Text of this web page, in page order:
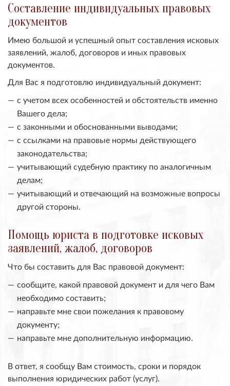
Составление индивидуальных правовых
документов
Имею большой и успешный опыт составления исковых
заявлений, жалоб, договоров и иных правовых
документов.
Для Вас я подготовлю индивидуальный документ:
с учетом всех особенностей и обстоятельств именно
Вашего дела;
с законными и обоснованными выводами;
с ссылками на правовые нормы действующего
законодательства;
учитывающий судебную практику по аналогичным
делам;
учитывающий и отвечающий на возможные вопросы
другой стороны.
Помощь юриста в подготовке исковых
заявлений, жалоб, договоров
Что бы составить для Вас правовой документ:
сообщите, какой правовой документ и для чего Вам
необходимо составить;
направьте мне свои пожелания к правовому
документу;
направьте мне дополнительную информацию.
В ответ, я сообщу Вам стоимость, сроки и порядок
выполнения юридических работ (услуг).